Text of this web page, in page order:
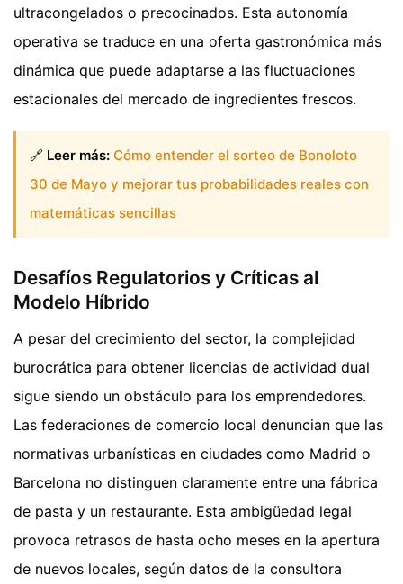
ultracongelados o precocinados. Esta autonomía
operativa se traduce en una oferta gastronómica más
dinámica que puede adaptarse a las fluctuaciones
estacionales del mercado de ingredientes frescos.
🔗 Leer más: Cómo entender el sorteo de Bonoloto
30 de Mayo y mejorar tus probabilidades reales con
matemáticas sencillas
Desafíos Regulatorios y Críticas al
Modelo Híbrido
A pesar del crecimiento del sector, la complejidad
burocrática para obtener licencias de actividad dual
sigue siendo un obstáculo para los emprendedores.
Las federaciones de comercio local denuncian que las
normativas urbanísticas en ciudades como Madrid o
Barcelona no distinguen claramente entre una fábrica
de pasta y un restaurante. Esta ambigüedad legal
provoca retrasos de hasta ocho meses en la apertura
de nuevos locales, según datos de la consultora